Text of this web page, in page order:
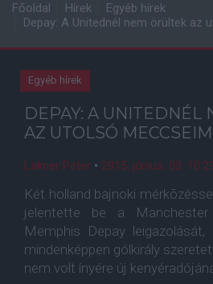
Főoldal Hírek
Egyéb hírek
Depay: A Unitednél nem örültek az
Egyéb hírek
DEPAY: A UNITEDNÉL
AZ UTOLSÓ
Lakner Péter • 2015. június. 03.
Két holland bajnoki
jelentette be a Manchester
Memphis Depay
mindenképpen gólkirály
nem volt ínyére új